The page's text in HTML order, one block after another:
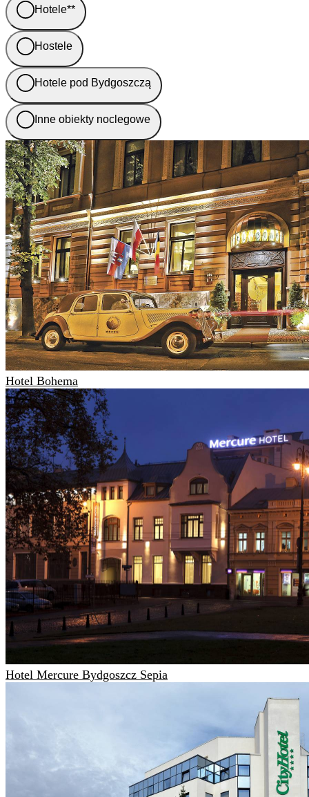
Hotele**
Hostele
Hotele pod Bydgoszczą
Inne obiekty noclegowe
Hotel Bohema
Hotel Mercure Bydgoszcz Sepia